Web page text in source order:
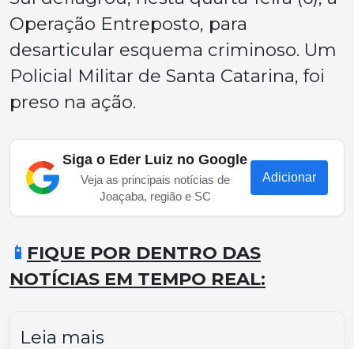
Operação Entreposto, para
desarticular esquema criminoso. Um
Policial Militar de Santa Catarina, foi
preso na ação.
Siga o Eder Luiz no Google
Veja as principais notícias de
Joaçaba, região e SC
Adicionar
📱 FIQUE POR DENTRO DAS
NOTÍCIAS EM TEMPO REAL:
Leia mais